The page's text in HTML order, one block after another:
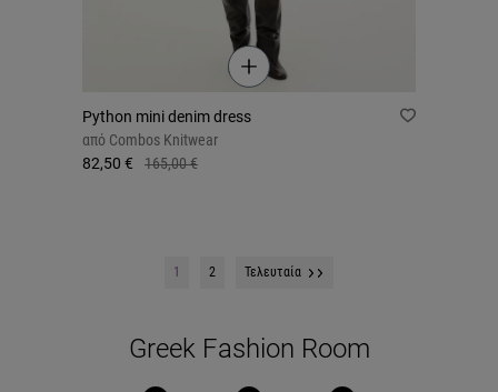
Python mini denim dress
από Combos Knitwear
82,50 €
165,00 €
1 2 Τελευταία
Greek Fashion Room